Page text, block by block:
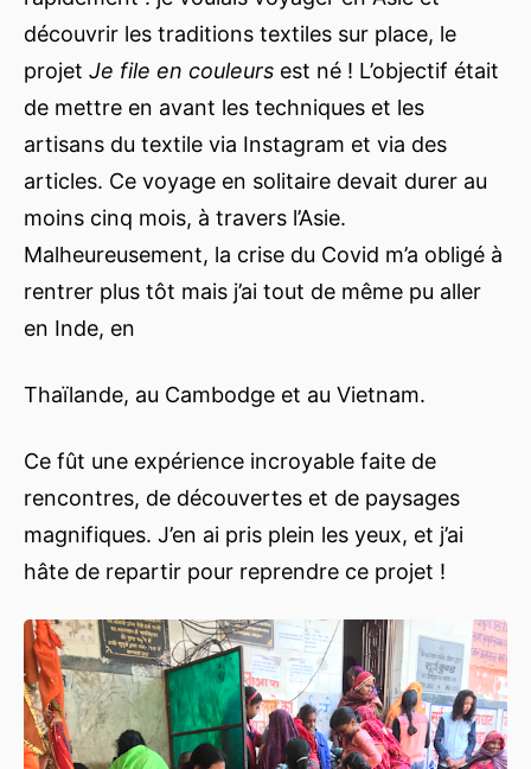
découvrir les traditions textiles sur place, le
projet Je file en couleurs est né ! L’objectif était
de mettre en avant les techniques et les
artisans du textile via Instagram et via des
articles. Ce voyage en solitaire devait durer au
moins cinq mois, à travers l’Asie.
Malheureusement, la crise du Covid m’a obligé à
rentrer plus tôt mais j’ai tout de même pu aller
en Inde, en
Thaïlande, au Cambodge et au Vietnam.
Ce fût une expérience incroyable faite de
rencontres, de découvertes et de paysages
magnifiques. J’en ai pris plein les yeux, et j’ai
hâte de repartir pour reprendre ce projet !